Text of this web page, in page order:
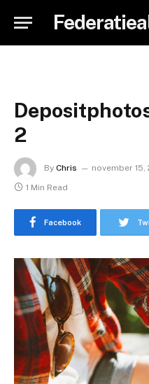
2
By Chris november 15,
1 Min Read
Facebook